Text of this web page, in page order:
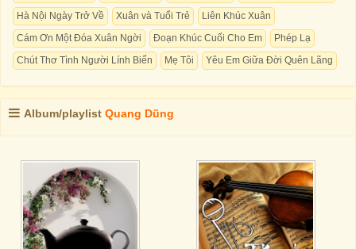
Hà Nội Ngày Trở Về
Xuân và Tuổi Trẻ
Liên Khúc Xuân
Cám Ơn Một Đóa Xuân Ngời
Đoạn Khúc Cuối Cho Em
Phép Lạ
Chút Thơ Tình Người Lính Biển
Mẹ Tôi Yêu Em Giữa Đời Quên Lãng
Album/playlist Quang Dũng